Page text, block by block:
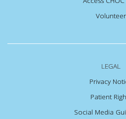
Volunteer
LEGAL
Privacy
Patient
Social Media